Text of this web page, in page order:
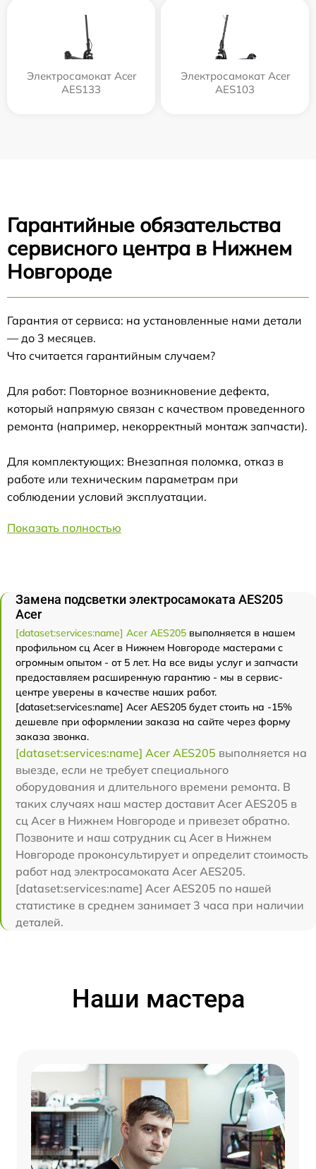
Электросамокат Acer
AES133
Электросамокат Acer
AES103
Гарантийные обязательства
сервисного центра в Нижнем
Новгороде
Гарантия от сервиса: на установленные нами детали
— до 3 месяцев.
Что считается гарантийным случаем?
Для работ: Повторное возникновение дефекта,
который напрямую связан с качеством проведенного
ремонта (например, некорректный монтаж запчасти).
Для комплектующих: Внезапная поломка, отказ в
работе или техническим параметрам при
соблюдении условий эксплуатации.
Показать полностью
Замена подсветки электросамоката AES205
Acer
[dataset:services:name] Acer AES205 выполняется в нашем
профильном сц Acer в Нижнем Новгороде мастерами с
огромным опытом - от 5 лет. На все виды услуг и запчасти
предоставляем расширенную гарантию - мы в сервис-
центре уверены в качестве наших работ.
[dataset:services:name] Acer AES205 будет стоить на -15%
дешевле при оформлении заказа на сайте через форму
заказа звонка.
[dataset:services:name] Acer AES205 выполняется на
выезде, если не требует специального
оборудования и длительного времени ремонта. В
таких случаях наш мастер доставит Acer AES205 в
сц Acer в Нижнем Новгороде и привезет обратно.
Позвоните и наш сотрудник сц Acer в Нижнем
Новгороде проконсультирует и определит стоимость
работ над электросамоката Acer AES205.
[dataset:services:name] Acer AES205 по нашей
статистике в среднем занимает 3 часа при наличии
деталей.
Наши мастера